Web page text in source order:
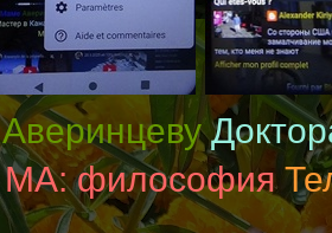
Аверинцеву
MA: философия